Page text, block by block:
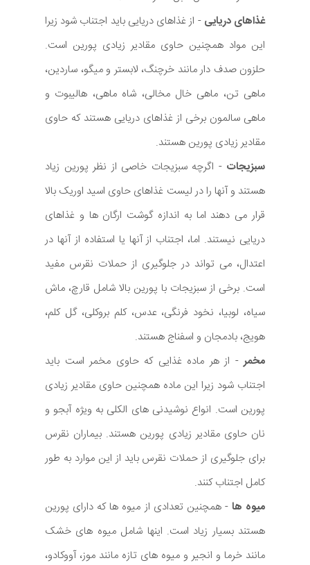
غذاهای دریایی - از غذاهای دریایی باید اجتناب شود زیرا
این مواد همچنین حاوی مقادیر زیادی پورین است.
حلزون صدف دار مانند خرچنگ، لابستر و میگو، ساردین،
ماهی تن، ماهی خال مخالی، شاه ماهی، هالیبوت و
ماهی سالمون برخی از غذاهای دریایی هستند که حاوی
مقادیر زیادی پورین هستند.
سبزیجات - اگرچه سبزیجات خاصی از نظر پورین زیاد
هستند و آنها را در لیست غذاهای حاوی اسید اوریک بالا
قرار می دهند اما به اندازه گوشت ارگان ها و غذاهای
دریایی نیستند. اما، اجتناب از آنها یا استفاده از آنها در
اعتدال، می تواند در جلوگیری از حملات نقرس مفید
است. برخی از سبزیجات با پورین بالا شامل قارچ، ماش
سیاه، لوبیا، نخود فرنگی، عدس، کلم بروکلی، گل کلم،
هویج، بادمجان و اسفناج هستند.
مخمر- از هر ماده غذایی که حاوی مخمر است باید
اجتناب شود زیرا این ماده همچنین حاوی مقادیر زیادی
پورین است. انواع نوشیدنی های الکلی به ویژه آبجو و
نان حاوی مقادیر زیادی پورین هستند. بیماران نقرس
برای جلوگیری از حملات نقرس باید از این موارد به طور
کامل اجتناب کنند.
میوه ها - همچنین تعدادی از میوه ها که دارای پورین
هستند بسیار زیاد است. اینها شامل میوه های خشک
مانند خرما و انجیر و میوه های تازه مانند موز، آووکادو،